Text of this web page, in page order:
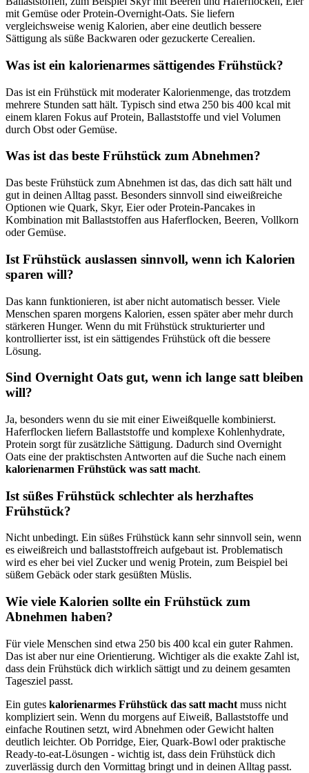
mit Gemüse oder Protein-Overnight-Oats. Sie liefern
vergleichsweise wenig Kalorien, aber eine deutlich bessere
Sättigung als süße Backwaren oder gezuckerte Cerealien.
Was ist ein kalorienarmes sättigendes Frühstück?
Das ist ein Frühstück mit moderater Kalorienmenge, das trotzdem
mehrere Stunden satt hält. Typisch sind etwa 250 bis 400 kcal mit
einem klaren Fokus auf Protein, Ballaststoffe und viel Volumen
durch Obst oder Gemüse.
Was ist das beste Frühstück zum Abnehmen?
Das beste Frühstück zum Abnehmen ist das, das dich satt hält und
gut in deinen Alltag passt. Besonders sinnvoll sind eiweißreiche
Optionen wie Quark, Skyr, Eier oder Protein-Pancakes in
Kombination mit Ballaststoffen aus Haferflocken, Beeren, Vollkorn
oder Gemüse.
Ist Frühstück auslassen sinnvoll, wenn ich Kalorien
sparen will?
Das kann funktionieren, ist aber nicht automatisch besser. Viele
Menschen sparen morgens Kalorien, essen später aber mehr durch
stärkeren Hunger. Wenn du mit Frühstück strukturierter und
kontrollierter isst, ist ein sättigendes Frühstück oft die bessere
Lösung.
Sind Overnight Oats gut, wenn ich lange satt bleiben
will?
Ja, besonders wenn du sie mit einer Eiweißquelle kombinierst.
Haferflocken liefern Ballaststoffe und komplexe Kohlenhydrate,
Protein sorgt für zusätzliche Sättigung. Dadurch sind Overnight
Oats eine der praktischsten Antworten auf die Suche nach einem
kalorienarmen Frühstück was satt macht.
Ist süßes Frühstück schlechter als herzhaftes
Frühstück?
Nicht unbedingt. Ein süßes Frühstück kann sehr sinnvoll sein, wenn
es eiweißreich und ballaststoffreich aufgebaut ist. Problematisch
wird es eher bei viel Zucker und wenig Protein, zum Beispiel bei
süßem Gebäck oder stark gesüßten Müslis.
Wie viele Kalorien sollte ein Frühstück zum
Abnehmen haben?
Für viele Menschen sind etwa 250 bis 400 kcal ein guter Rahmen.
Das ist aber nur eine Orientierung. Wichtiger als die exakte Zahl ist,
dass dein Frühstück dich wirklich sättigt und zu deinem gesamten
Tagesziel passt.
Ein gutes kalorienarmes Frühstück das satt macht muss nicht
kompliziert sein. Wenn du morgens auf Eiweiß, Ballaststoffe und
einfache Routinen setzt, wird Abnehmen oder Gewicht halten
deutlich leichter. Ob Porridge, Eier, Quark-Bowl oder praktische
Ready-to-eat-Lösungen - wichtig ist, dass dein Frühstück dich
zuverlässig durch den Vormittag bringt und in deinen Alltag passt.